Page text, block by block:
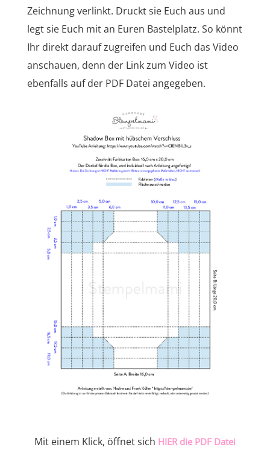
Zeichnung verlinkt. Druckt sie Euch aus und
legt sie Euch mit an Euren Bastelplatz. So könnt
Ihr direkt darauf zugreifen und Euch das Video
anschauen, denn der Link zum Video ist
ebenfalls auf der PDF Datei angegeben.
Mit einem Klick, öffnet sich HIER die PDF Datei